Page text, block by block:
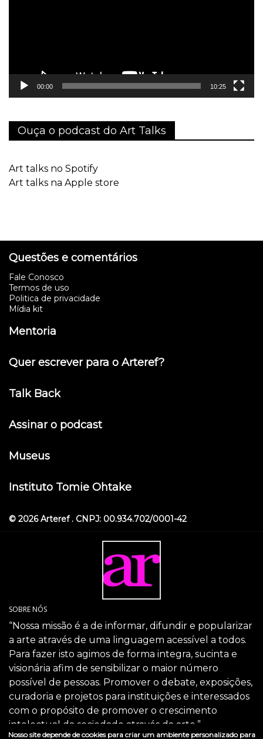
00:00 10:25
Ouça o podcast do Art Talks
Art talks no Spotify
Art talks na Apple store
Questões e comentários
Fale Conosco
Termos de uso
Politica de privacidade
Mídia kit
Mentoria
Quer escrever para o Arteref?
Talk Back
Assinar o podcast
Museus
Instituto Tomie Ohtake
© 2026 Arteref . CNPJ: 00.934.702/0001-42
SOBRE NÓS
“Nossa missão é a de informar, difundir e popularizar
a arte através de uma linguagem acessível a todos.
Para fazer isto agimos de forma integra, sucinta e
visionária afim de sensibilizar o maior número
possível de pessoas. Promover o debate, exposições,
curadoria e projetos para instituições e interessados
com o propósito de promover o crescimento
intelectual da sociedade através da arte.”
Nosso site depende de cookies para criar um ambiente personalizado para